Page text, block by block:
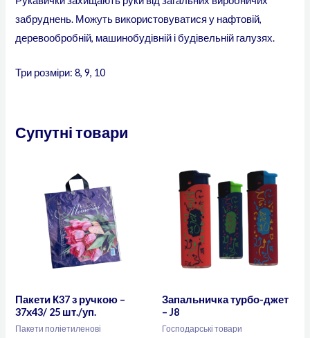
забруднень. Можуть використовуватися у нафтовій,
деревообробній, машинобудівній і будівельній галузях.
Три розміри: 8, 9, 10
Супутні товари
Пакети К37 з ручкою –
37х43/ 25 шт./уп.
Пакети поліетиленові
Запальничка турбо-джет
– J8
Господарські товари